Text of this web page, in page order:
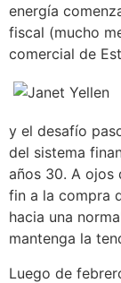
energía
fiscal (mucho
comercial de
y el desafío
del sistema
años 30. A ojos
fin a la compra
hacia una
mantenga la
Luego de